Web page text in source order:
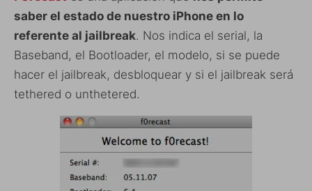
saber el estado de nuestro iPhone en lo
referente al jailbreak. Nos indica el serial, la
Baseband, el Bootloader, el modelo, si se puede
hacer el jailbreak, desbloquear y si el jailbreak será
tethered o unthetered.